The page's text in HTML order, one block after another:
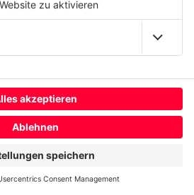
transform
thebetter
Cookies und ähnliche
Dienste anzubieten, stetig zu
entsprechend Ihrer Interessen
können Sie jederzeit mit
widerrufen oder ändern.
Mehr
Ablehnen